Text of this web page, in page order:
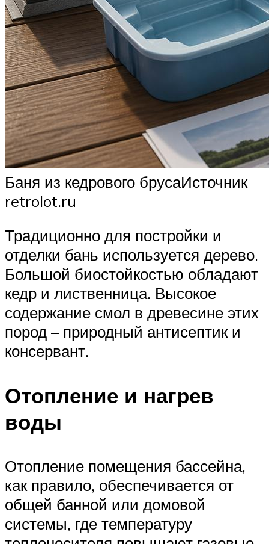
Баня из кедрового брусаИсточник
retrolot.ru
Традиционно для постройки и
отделки бань используется дерево.
Большой биостойкостью обладают
кедр и лиственница. Высокое
содержание смол в древесине этих
пород – природный антисептик и
консервант.
Отопление и нагрев
воды
Отопление помещения бассейна,
как правило, обеспечивается от
общей банной или домовой
системы, где температуру